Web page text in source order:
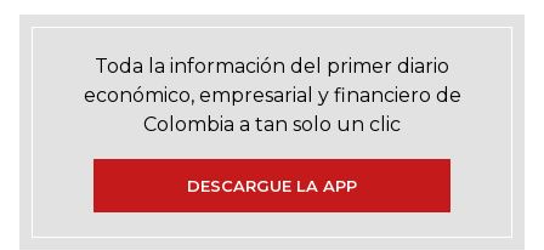
Toda la información del primer diario
económico, empresarial y financiero de
Colombia a tan solo un clic
DESCARGUE LA APP